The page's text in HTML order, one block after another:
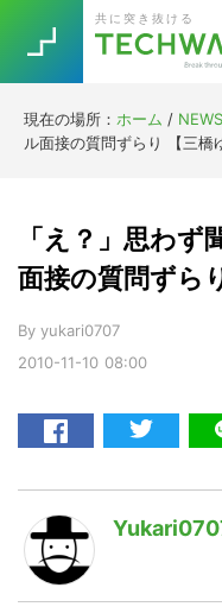
primary
navigation
main
content
primary
sidebar
footer
共に突き抜ける
現在の場所： ホーム / NEWS
ル面接の質問ずらり 【三橋
2010-11-10 08:00
「え？」思わ
面接の質問ずら
By yukari0707
TOPICS
RE:LIFE
Re:Work
AI
[Startup]
[Voice Edition]
[YouTube]
Trend 今話題の注目
5G Asana